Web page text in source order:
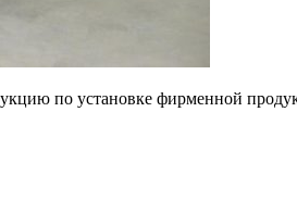
по установке фирменной